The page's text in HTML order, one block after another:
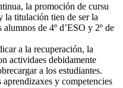
la promoción de cursu
la titulación tien de ser la
de 4º d’ESO y 2º de
a la recuperación, la
actividaes debidamente
a los estudiantes.
y competencies